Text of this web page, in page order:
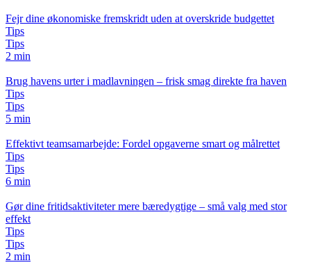
Fejr dine økonomiske fremskridt uden at overskride budgettet
Tips
Tips
2 min
Brug havens urter i madlavningen – frisk smag direkte fra haven
Tips
Tips
5 min
Effektivt teamsamarbejde: Fordel opgaverne smart og målrettet
Tips
Tips
6 min
Gør dine fritidsaktiviteter mere bæredygtige – små valg med stor
effekt
Tips
Tips
2 min